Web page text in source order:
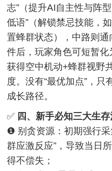
志”（提升AI自主性与阵
低语”（解锁禁忌技能，
置蜂群状态），中路则
件后，玩家角色可短暂化
获得空中机动+蜂群视野
度。没有“最优加点”，
成长路径。
✅ 四、新手必知三大生存
❶ 别贪资源：初期强行采
群应激反应”，导致当日
得不偿失；